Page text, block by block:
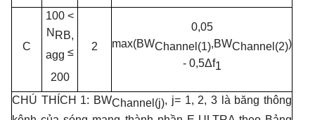
C
100 <
N RB,
agg ≤
200
2
0,05
max(BWChannel(1),BWChannel(2))
- 0,5Δf1
CHÚ THÍCH 1: BWChannel(j), j= 1, 2, 3 là băng thông